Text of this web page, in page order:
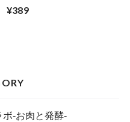
宅用】
¥389
‐お肉と発酵‐